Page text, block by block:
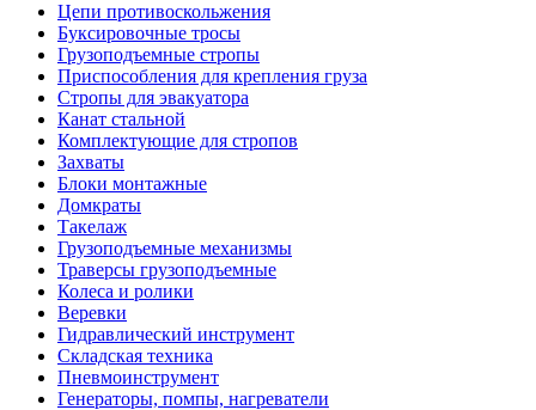
Цепи противоскольжения
Буксировочные тросы
Грузоподъемные стропы
Приспособления для крепления груза
Стропы для эвакуатора
Канат стальной
Комплектующие для стропов
Захваты
Блоки монтажные
Домкраты
Такелаж
Грузоподъемные механизмы
Траверсы грузоподъемные
Колеса и ролики
Веревки
Гидравлический инструмент
Складская техника
Пневмоинструмент
Генераторы, помпы, нагреватели